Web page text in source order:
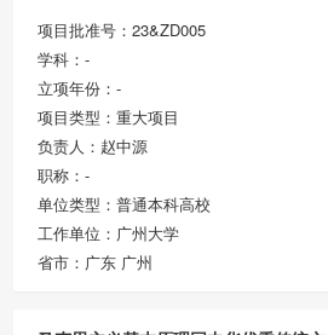
项目批准号：23&ZD005
学科：-
立项年份：-
项目类型：重大项目
负责人：赵中源
职称：-
单位类型：普通本科高校
工作单位：广州大学
省市：广东 广州